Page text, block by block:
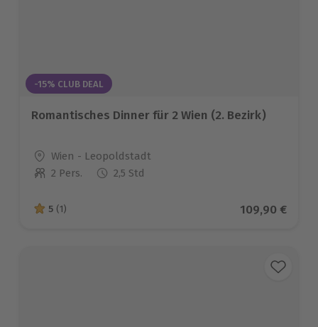
-15% CLUB DEAL
Romantisches Dinner für 2 Wien (2. Bezirk)
Standort
Wien - Leopoldstadt
Anzahl der Teilnehmer
2 Pers. 2,5 Std
5 von 5 Sternen basierend auf 1 Bewertungen
5 (1) Aktueller
109,90 €